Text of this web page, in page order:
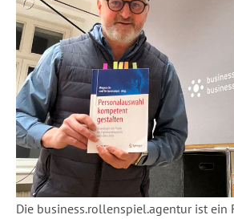
Die business.rollenspiel.agentur ist ein